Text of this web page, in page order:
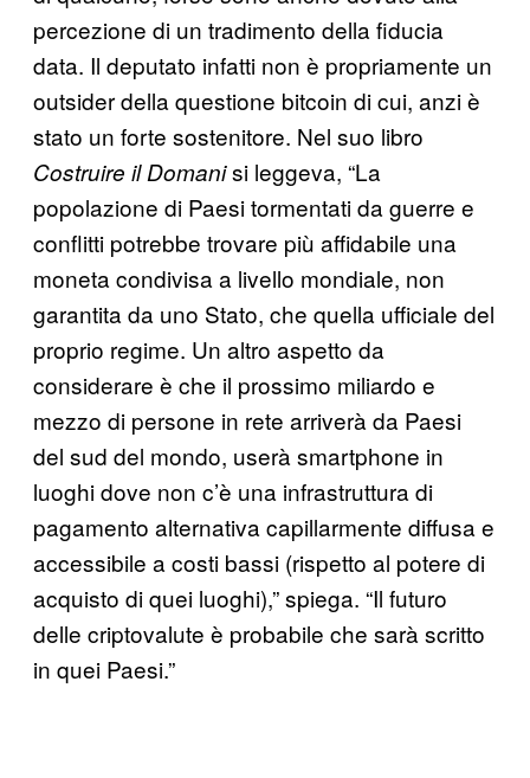
percezione di un tradimento della fiducia
data. Il deputato infatti non è propriamente un
outsider della questione bitcoin di cui, anzi è
stato un forte sostenitore. Nel suo libro
Costruire il Domanisi leggeva, “La
popolazione di Paesi tormentati da guerre e
conﬂitti potrebbe trovare più affidabile una
moneta condivisa a livello mondiale, non
garantita da uno Stato, che quella ufficiale del
proprio regime. Un altro aspetto da
considerare è che il prossimo miliardo e
mezzo di persone in rete arriverà da Paesi
del sud del mondo, userà smartphone in
luoghi dove non c’è una infrastruttura di
pagamento alternativa capillarmente diffusa e
accessibile a costi bassi (rispetto al potere di
acquisto di quei luoghi),” spiega. “Il futuro
delle criptovalute è probabile che sarà scritto
in quei Paesi.”